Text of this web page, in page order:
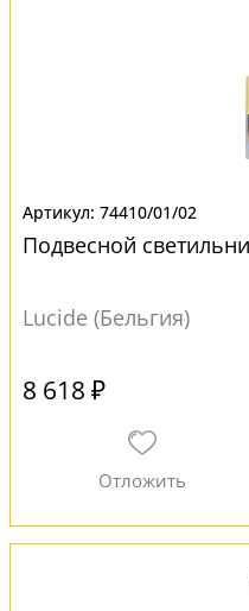
74410/01/02
Подвесной
Lucide (Бельгия)
8 618 ₽